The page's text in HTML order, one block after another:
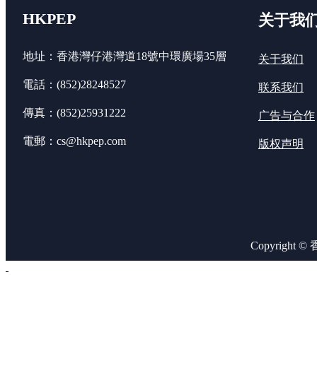
HKPEP
地址：香港灣仔港灣道18號中環廣場35層
電話：(852)28248527
傳真：(852)25931222
電郵：cs@hkpep.com
关于我
关于我们
联系我们
广告与合作
版权声明
Copyright ©